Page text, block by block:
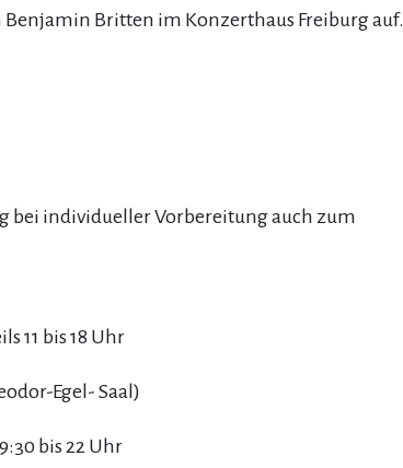
Britten im Konzerthaus Freiburg auf.
bei individueller Vorbereitung auch zum
11 bis 18 Uhr
Egel- Saal)
bis 22 Uhr